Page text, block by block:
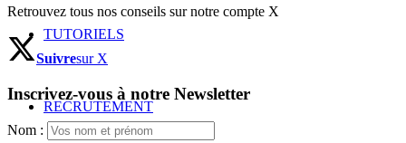
TUTORIELS
RECRUTEMENT
Retrouvez tous nos conseils sur notre compte X
Suivresur X
Inscrivez-vous à notre Newsletter
Nom :